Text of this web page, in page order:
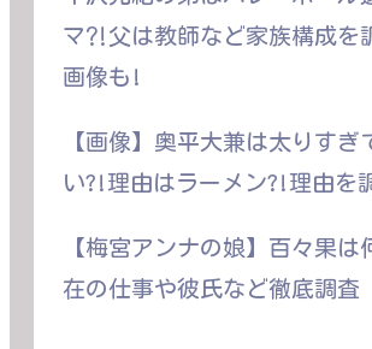
マ⁈父は教師など家族構成を
画像も!
【画像】奥平大兼は太りすぎ
い?!理由はラーメン?!理由を
【梅宮アンナの娘】百々果は
在の仕事や彼氏など徹底調査